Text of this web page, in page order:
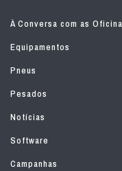
À Conversa com as
Equipamentos
Pneus
Pesados
Notícias
Software
Campanhas